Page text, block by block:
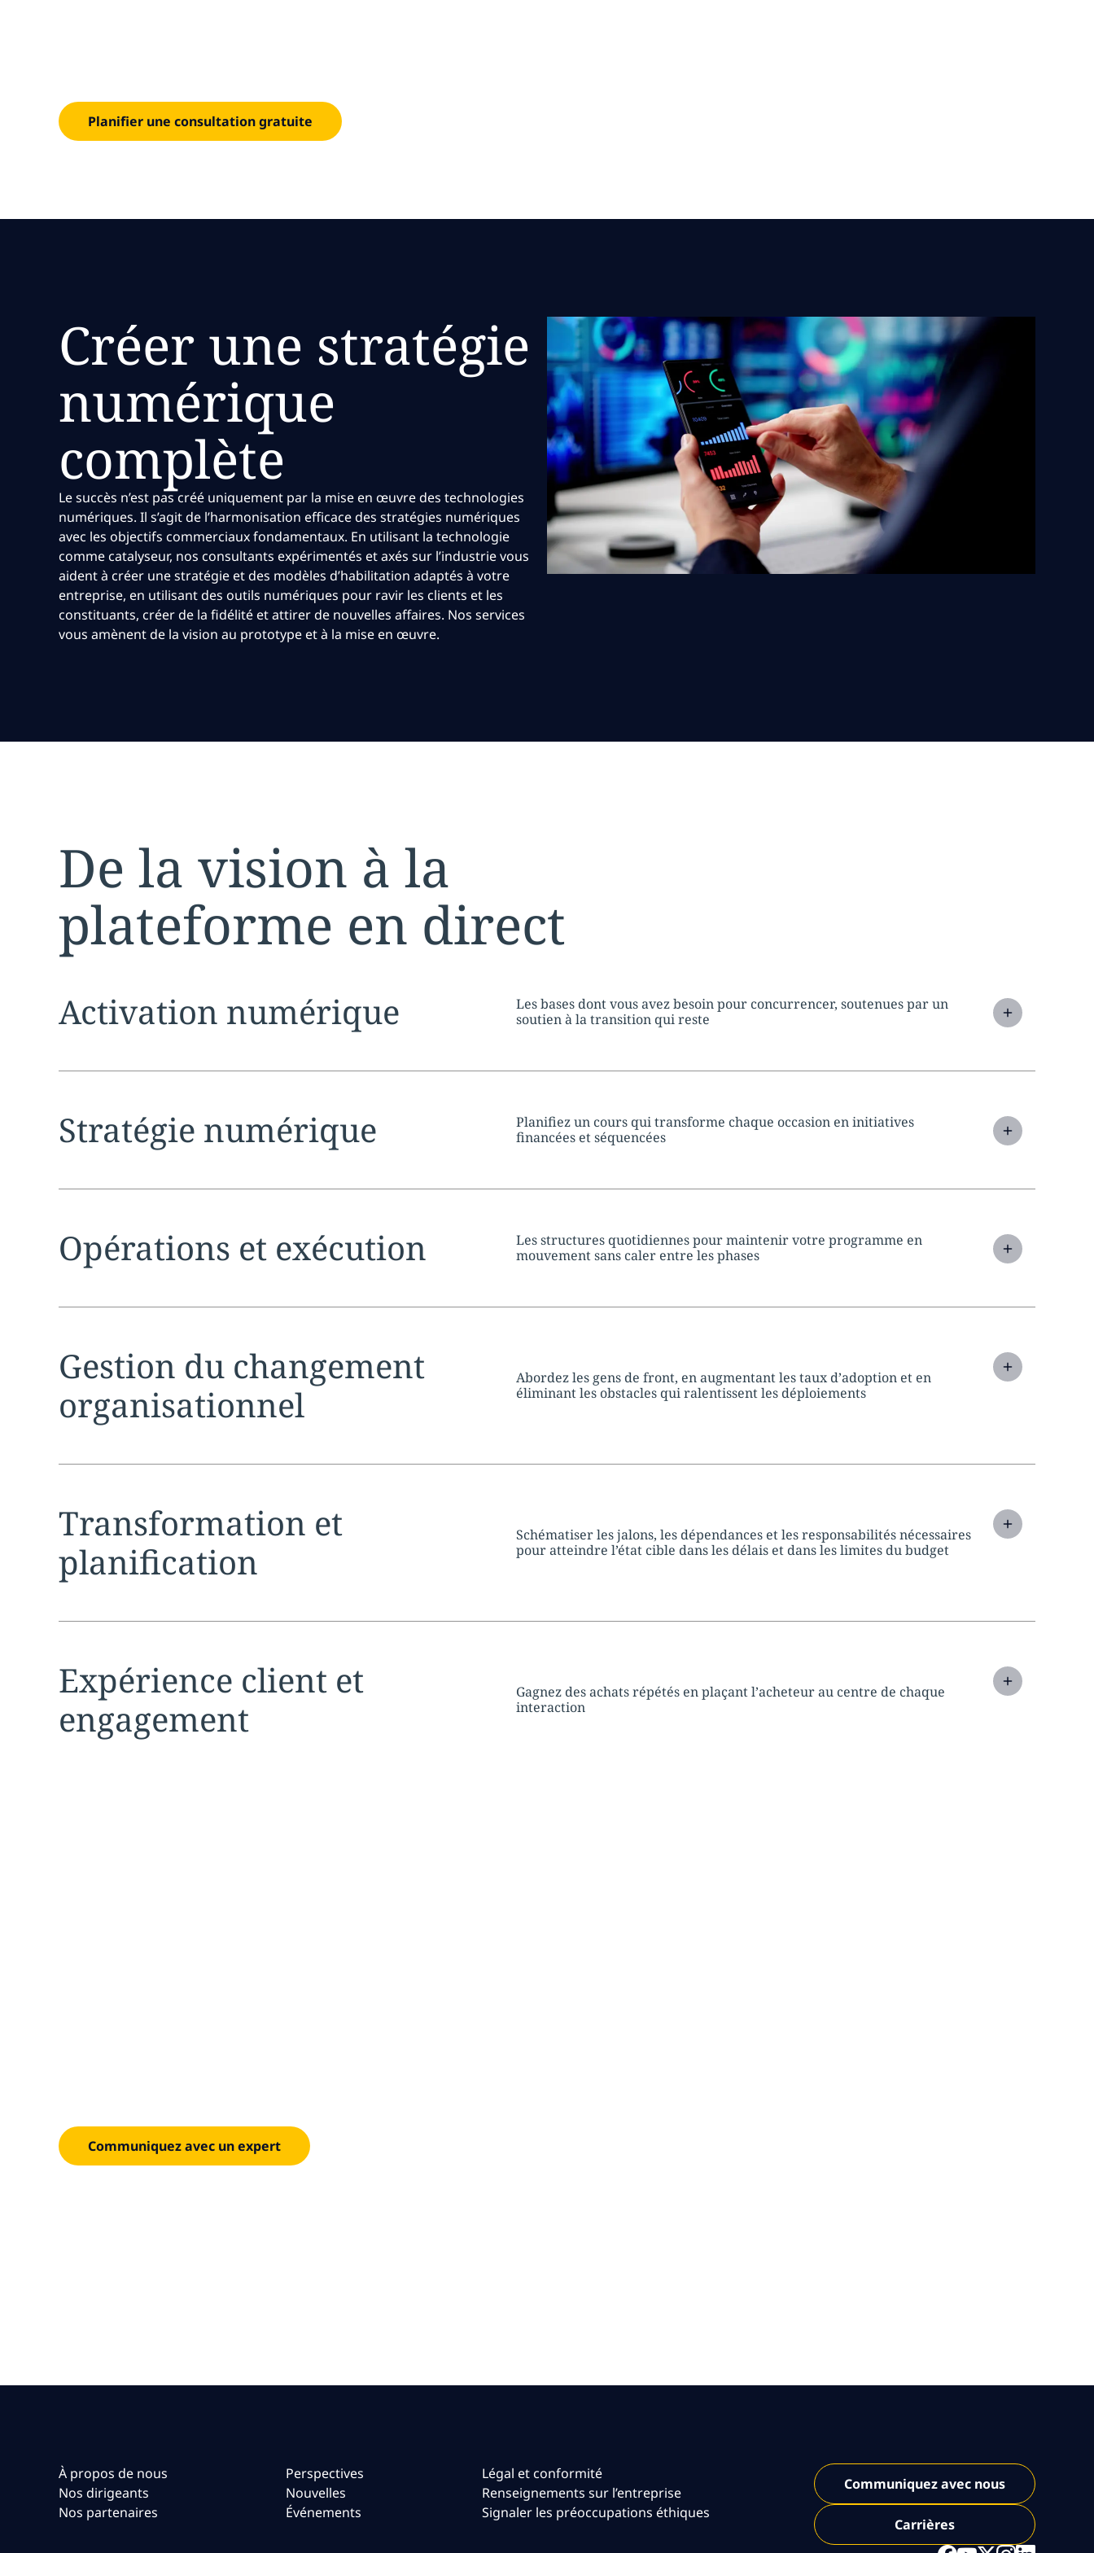
Planifier une consultation gratuite
Créer une stratégie
numérique
complète
Le succès n’est pas créé uniquement par la mise en œuvre des technologies
numériques. Il s’agit de l’harmonisation efficace des stratégies numériques
avec les objectifs commerciaux fondamentaux. En utilisant la technologie
comme catalyseur, nos consultants expérimentés et axés sur l’industrie vous
aident à créer une stratégie et des modèles d’habilitation adaptés à votre
entreprise, en utilisant des outils numériques pour ravir les clients et les
constituants, créer de la fidélité et attirer de nouvelles affaires. Nos services
vous amènent de la vision au prototype et à la mise en œuvre.
De la vision à la
plateforme en direct
Expandservice section:
Activation numérique
Les bases dont vous avez besoin pour concurrencer, soutenues par un
soutien à la transition qui reste
Expandservice section:
Stratégie numérique
Planifiez un cours qui transforme chaque occasion en initiatives
financées et séquencées
Expandservice section:
Opérations et exécution
Les structures quotidiennes pour maintenir votre programme en
mouvement sans caler entre les phases
Expand service section:
Gestion du changement
organisationnel
Abordez les gens de front, en augmentant les taux d’adoption et en
éliminant les obstacles qui ralentissent les déploiements
Expandservice section:
Transformation et
planification
Schématiser les jalons, les dépendances et les responsabilités nécessaires
pour atteindre l’état cible dans les délais et dans les limites du budget
Expandservice section:
Expérience client et
engagement
Gagnez des achats répétés en plaçant l’acheteur au centre de chaque
interaction
Communiquez avec un expert
À propos de nous
Nos dirigeants
Nos partenaires
Perspectives
Nouvelles
Événements
Légal et conformité
Renseignements sur l’entreprise
Signaler les préoccupations éthiques
Communiquez avec nous
Carrières